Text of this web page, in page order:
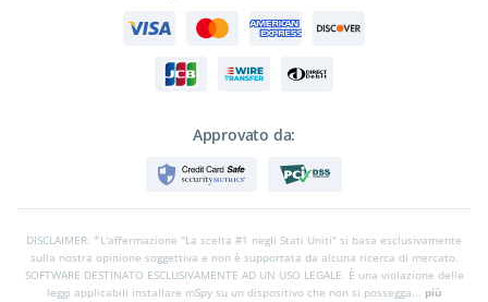
Approvato da:
DISCLAIMER: *L'affermazione "La scelta #1 negli Stati Uniti" si basa esclusivamente
sulla nostra opinione soggettiva e non è supportata da alcuna ricerca di mercato.
SOFTWARE DESTINATO ESCLUSIVAMENTE AD UN USO LEGALE. È una violazione delle
leggi applicabili installare mSpy su un dispositivo che non si possegga... più